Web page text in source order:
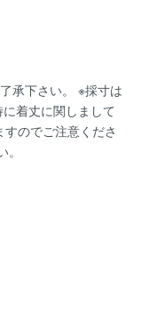
承下さい。 ※採寸は
着丈に関しまして
のでご注意くださ